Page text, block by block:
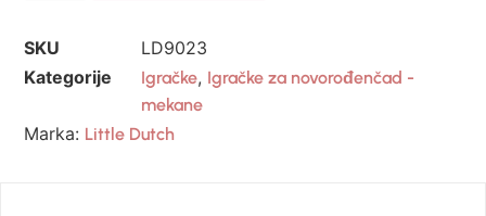
SKU
LD9023
Kategorije
Igračke, Igračke za novorođenčad -
mekane
Marka: Little Dutch